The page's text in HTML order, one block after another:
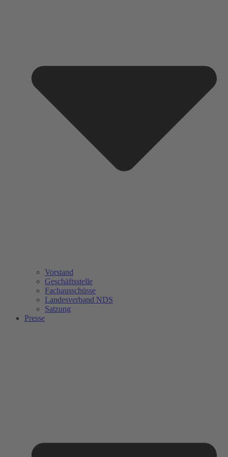
Vorstand
Geschäftsstelle
Fachausschüsse
Landesverband NDS
Satzung
Presse